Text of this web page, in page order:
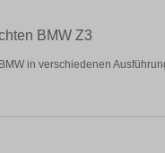
BMW Z3
in verschiedenen